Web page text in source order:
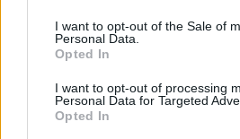
I want to opt-out of the Sale of
Personal Data.
Opted In
I want to opt-out of processing
Personal Data for Targeted
Opted In
čumákem, jako jsou například mopsi
zvířata se srdečním onemocněním.